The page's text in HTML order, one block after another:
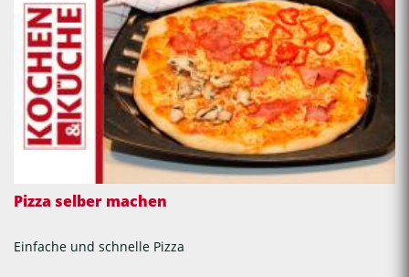
Pizza selber machen
Einfache und schnelle Pizza